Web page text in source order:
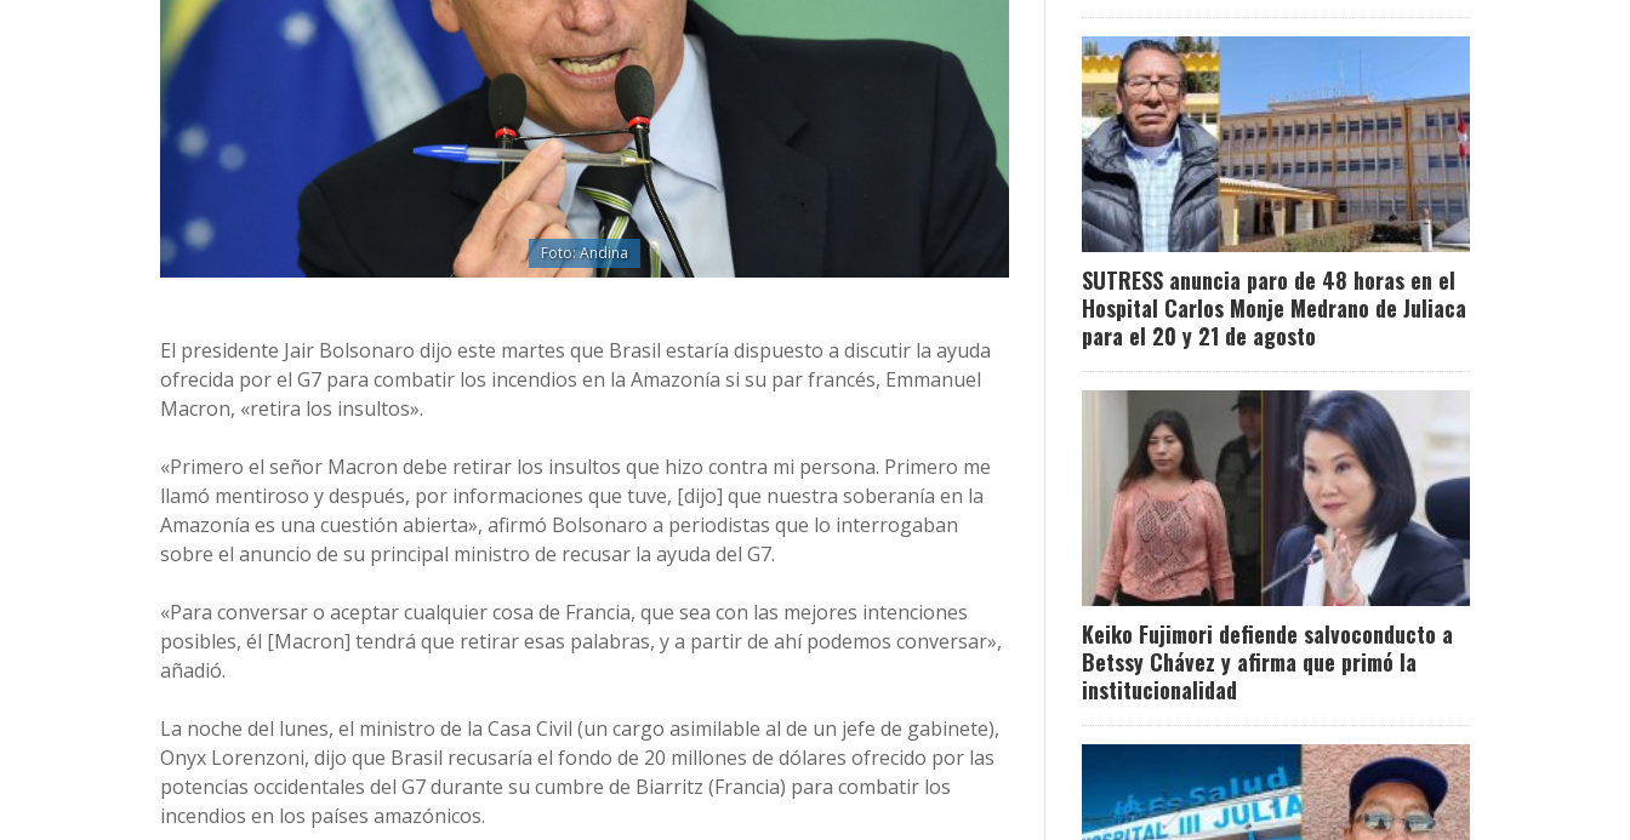
Foto: Andina
El presidente Jair Bolsonaro dijo este martes que Brasil estaría dispuesto a discutir la ayuda
ofrecida por el G7 para combatir los incendios en la Amazonía si su par francés, Emmanuel
Macron, «retira los insultos».
«Primero el señor Macron debe retirar los insultos que hizo contra mi persona. Primero me
llamó mentiroso y después, por informaciones que tuve, [dijo] que nuestra soberanía en la
Amazonía es una cuestión abierta», afirmó Bolsonaro a periodistas que lo interrogaban
sobre el anuncio de su principal ministro de recusar la ayuda del G7.
«Para conversar o aceptar cualquier cosa de Francia, que sea con las mejores intenciones
posibles, él [Macron] tendrá que retirar esas palabras, y a partir de ahí podemos conversar»,
añadió.
La noche del lunes, el ministro de la Casa Civil (un cargo asimilable al de un jefe de gabinete),
Onyx Lorenzoni, dijo que Brasil recusaría el fondo de 20 millones de dólares ofrecido por las
potencias occidentales del G7 durante su cumbre de Biarritz (Francia) para combatir los
incendios en los países amazónicos.
SUTRESS anuncia paro de 48 horas en el
Hospital Carlos Monje Medrano de Juliaca
para el 20 y 21 de agosto
Keiko Fujimori defiende salvoconducto a
Betssy Chávez y afirma que primó la
institucionalidad